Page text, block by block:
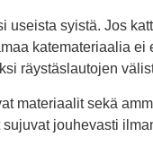
useista syistä. Jos
katemateriaalia
räystäslautojen
materiaalit sekä
jouhevasti